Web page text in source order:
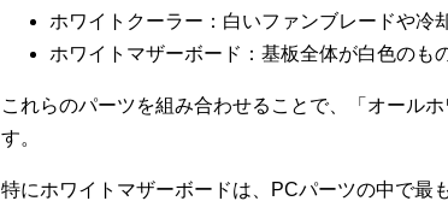
ホワイトクーラー：白いファンブレードや冷
ホワイトマザーボード：基板全体が白色のも
これらのパーツを組み合わせることで、「オール
す。
特にホワイトマザーボードは、PCパーツの中で最